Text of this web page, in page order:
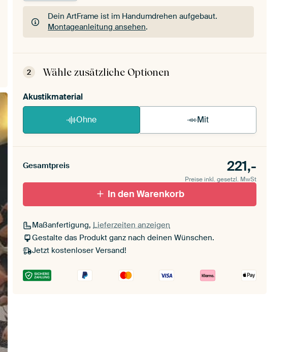
Dein ArtFrame ist im Handumdrehen aufgebaut.
Montageanleitung ansehen.
Dein ArtFrame ist im Handumdrehen aufgebaut.
2 Wähle zusätzliche Optionen
Akustikmaterial
Ohne Mit
Gesamtpreis 221,-
Preise inkl. gesetzl. MwSt
In den Warenkorb
Maßanfertigung, Lieferzeiten anzeigen
Gestalte das Produkt ganz nach deinen Wünschen.
Jetzt kostenloser Versand!